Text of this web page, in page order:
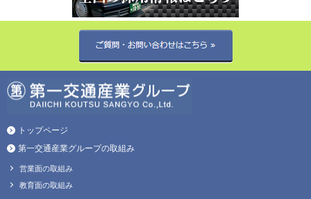
トップページ
第一交通産業グループの取組み
営業面の取組み
教育面の取組み